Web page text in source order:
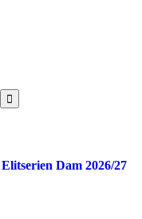
Dam 2026/27